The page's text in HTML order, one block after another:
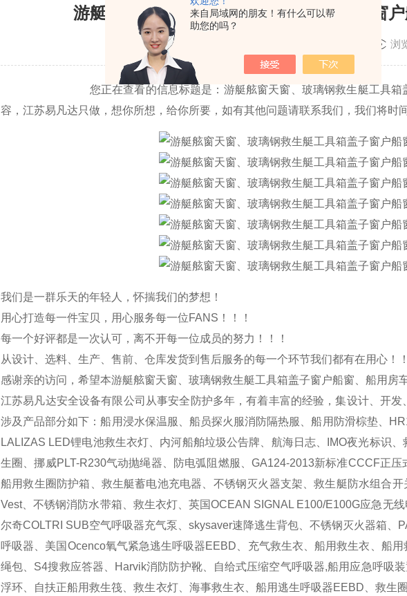
来自局域网的朋友！有什么可以帮
助您的吗？
游艇舷窗天窗、玻璃钢救生艇工具箱盖子窗
浏
您正在查看的信息标题是：游艇舷窗天窗、玻璃钢救生艇工具箱盖子
容，江苏易凡达只做，想你所想，给你所要，如有其他问题请联系我们，我们将时
我们是一群乐天的年轻人，怀揣我们的梦想！
用心打造每一件宝贝，用心服务每一位FANS！！！
每一个好评都是一次认可，离不开每一位成员的努力！！！
从设计、选料、生产、售前、仓库发货到售后服务的每一个环节我们都有在用心！
感谢亲的访问，希望本游艇舷窗天窗、玻璃钢救生艇工具箱盖子窗户船窗、船用房
江苏易凡达安全设备有限公司从事安全防护多年，有着丰富的经验，集设计、开
涉及产品部分如下：船用浸水保温服、船员探火服消防隔热服、船用防滑棕垫、
LALIZAS LED锂电池救生衣灯、内河船舶垃圾公告牌、航海日志、IMO夜光标识
生圈、挪威PLT-R230气动抛绳器、防电弧阻燃服、GA124-2013新标准CCCF正
船用救生圈防护箱、救生艇蓄电池充电器、不锈钢灭火器支架、救生艇防水组合
Vest、不锈钢消防水带箱、救生衣灯、英国OCEAN SIGNAL E100/E100G应急无
尔奇COLTRI SUB空气呼吸器充气泵、skysaver速降逃生背包、不锈钢灭火器箱
呼吸器、美国Ocenco氧气紧急逃生呼吸器EEBD、充气救生衣、船用救生衣、船
绳包、S4搜救应答器、Harvik消防防护靴、自给式压缩空气呼吸器,船用应急呼吸
浮环、自扶正船用救生筏、救生衣灯、海事救生衣、船用逃生呼吸器EEBD、救生